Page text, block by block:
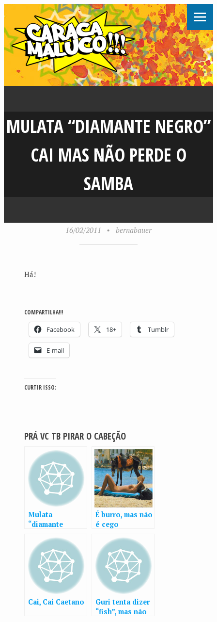
MULATA “DIAMANTE NEGRO”
CAI MAS NÃO PERDE O
SAMBA
16/02/2011 • bernabauer
Há!
COMPARTILHA!!!
Facebook 18+ Tumblr
E-mail
CURTIR ISSO:
PRÁ VC TB PIRAR O CABEÇÃO
Mulata
“diamante
não perde o
samba
É burro, mas não
é cego
Cai, Cai Caetano
Guri tenta dizer
“fish”, mas não